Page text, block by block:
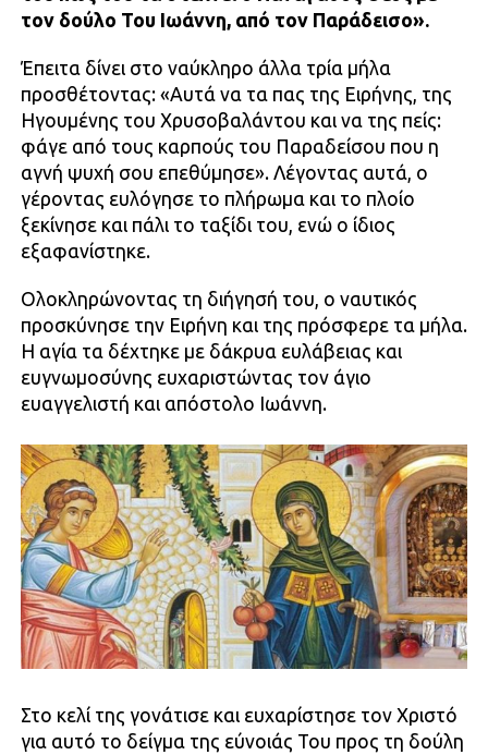
τον δούλο Του Ιωάννη, από τον Παράδεισο».
Έπειτα δίνει στο ναύκληρο άλλα τρία μήλα
προσθέτοντας: «Αυτά να τα πας της Ειρήνης, της
Ηγουμένης του Χρυσοβαλάντου και να της πείς:
φάγε από τους καρπούς του Παραδείσου που η
αγνή ψυχή σου επεθύμησε». Λέγοντας αυτά, ο
γέροντας ευλόγησε το πλήρωμα και το πλοίο
ξεκίνησε και πάλι το ταξίδι του, ενώ ο ίδιος
εξαφανίστηκε.
Ολοκληρώνοντας τη διήγησή του, ο ναυτικός
προσκύνησε την Ειρήνη και της πρόσφερε τα μήλα.
Η αγία τα δέχτηκε με δάκρυα ευλάβειας και
ευγνωμοσύνης ευχαριστώντας τον άγιο
ευαγγελιστή και απόστολο Ιωάννη.
Στο κελί της γονάτισε και ευχαρίστησε τον Χριστό
για αυτό το δείγμα της εύνοιάς Του προς τη δούλη